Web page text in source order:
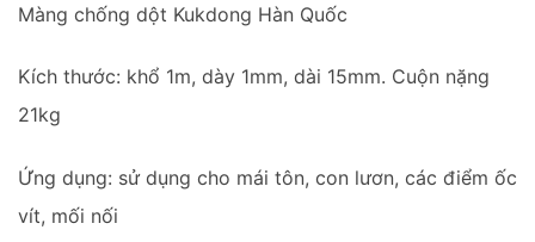
Màng chống dột Kukdong Hàn Quốc
Kích thước: khổ 1m, dày 1mm, dài 15mm. Cuộn nặng
21kg
Ứng dụng: sử dụng cho mái tôn, con lươn, các điểm ốc
vít, mối nối